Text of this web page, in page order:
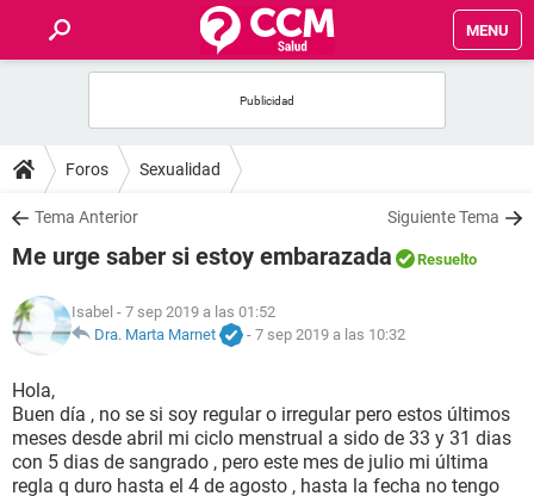
MENU
FOROS
SALUD
FAMILIA
NUTRICIÓN
BIENESTAR
SEXUALIDAD
Foros Sexualidad
Tema Anterior Siguiente Tema
Me urge saber si estoy embarazada Resuelto
Isabel - 7 sep 2019 a las 01:52
Dra. Marta Marnet
- 7 sep 2019 a las 10:32
Hola,
Buen día , no se si soy regular o irregular pero estos últimos
meses desde abril mi ciclo menstrual a sido de 33 y 31 dias
con 5 dias de sangrado , pero este mes de julio mi última
regla q duro hasta el 4 de agosto , hasta la fecha no tengo